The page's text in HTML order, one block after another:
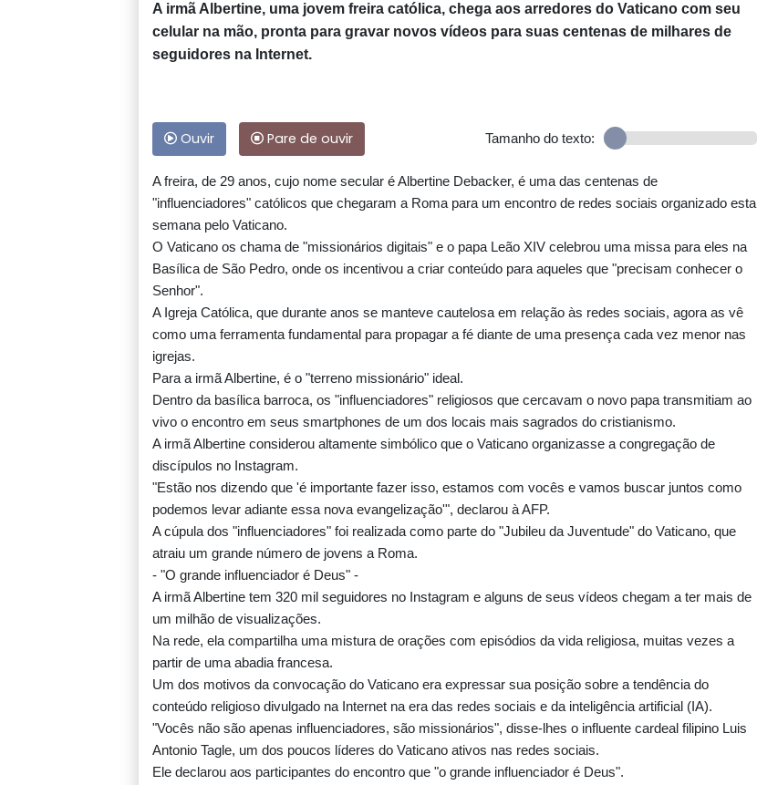
A irmã Albertine, uma jovem freira católica, chega aos arredores do Vaticano com seu
celular na mão, pronta para gravar novos vídeos para suas centenas de milhares de
seguidores na Internet.
Ouvir Pare de ouvir Tamanho do texto:
A freira, de 29 anos, cujo nome secular é Albertine Debacker, é uma das centenas de
"influenciadores" católicos que chegaram a Roma para um encontro de redes sociais organizado esta
semana pelo Vaticano.
O Vaticano os chama de "missionários digitais" e o papa Leão XIV celebrou uma missa para eles na
Basílica de São Pedro, onde os incentivou a criar conteúdo para aqueles que "precisam conhecer o
Senhor".
A Igreja Católica, que durante anos se manteve cautelosa em relação às redes sociais, agora as vê
como uma ferramenta fundamental para propagar a fé diante de uma presença cada vez menor nas
igrejas.
Para a irmã Albertine, é o "terreno missionário" ideal.
Dentro da basílica barroca, os "influenciadores" religiosos que cercavam o novo papa transmitiam ao
vivo o encontro em seus smartphones de um dos locais mais sagrados do cristianismo.
A irmã Albertine considerou altamente simbólico que o Vaticano organizasse a congregação de
discípulos no Instagram.
"Estão nos dizendo que 'é importante fazer isso, estamos com vocês e vamos buscar juntos como
podemos levar adiante essa nova evangelização'", declarou à AFP.
A cúpula dos "influenciadores" foi realizada como parte do "Jubileu da Juventude" do Vaticano, que
atraiu um grande número de jovens a Roma.
- "O grande influenciador é Deus" -
A irmã Albertine tem 320 mil seguidores no Instagram e alguns de seus vídeos chegam a ter mais de
um milhão de visualizações.
Na rede, ela compartilha uma mistura de orações com episódios da vida religiosa, muitas vezes a
partir de uma abadia francesa.
Um dos motivos da convocação do Vaticano era expressar sua posição sobre a tendência do
conteúdo religioso divulgado na Internet na era das redes sociais e da inteligência artificial (IA).
"Vocês não são apenas influenciadores, são missionários", disse-lhes o influente cardeal filipino Luis
Antonio Tagle, um dos poucos líderes do Vaticano ativos nas redes sociais.
Ele declarou aos participantes do encontro que "o grande influenciador é Deus".